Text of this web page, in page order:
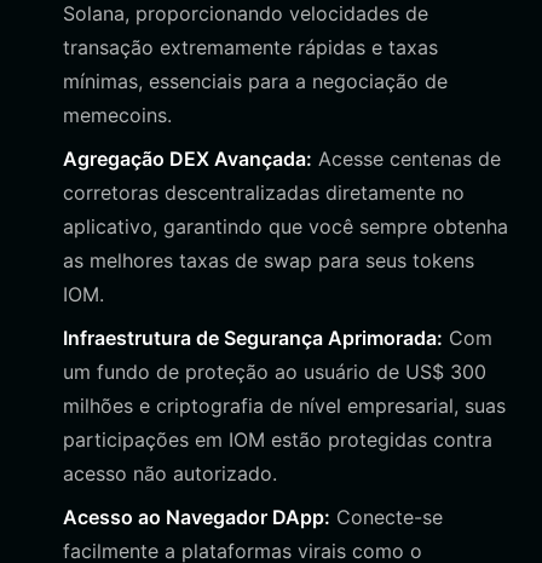
Solana, proporcionando velocidades de
transação extremamente rápidas e taxas
mínimas, essenciais para a negociação de
memecoins.
Agregação DEX Avançada: Acesse centenas de
corretoras descentralizadas diretamente no
aplicativo, garantindo que você sempre obtenha
as melhores taxas de swap para seus tokens
IOM.
Infraestrutura de Segurança Aprimorada: Com
um fundo de proteção ao usuário de US$ 300
milhões e criptografia de nível empresarial, suas
participações em IOM estão protegidas contra
acesso não autorizado.
Acesso ao Navegador DApp: Conecte-se
facilmente a plataformas virais como o